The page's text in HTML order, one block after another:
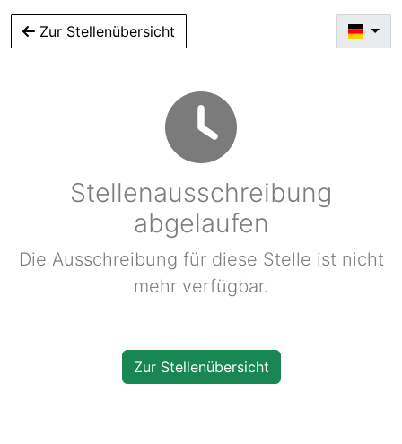
Zur Stellenübersicht
Stellenausschreibung
abgelaufen
Die Ausschreibung für diese Stelle ist nicht
mehr verfügbar.
Zur Stellenübersicht